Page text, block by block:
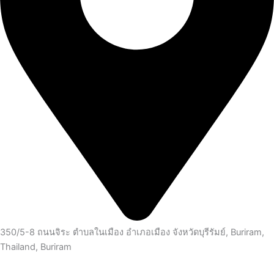
350/5-8 ถนนจิระ ตำบลในเมือง อำเภอเมือง จังหวัดบุรีรัมย์, Buriram,
Thailand, Buriram